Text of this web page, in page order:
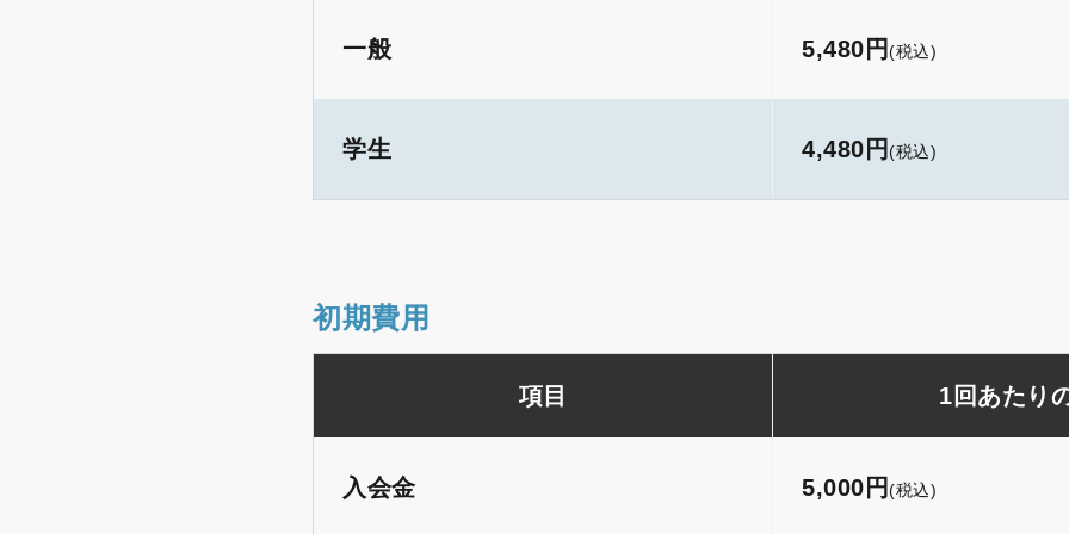
一般 5,480円(税込)
学生 4,480円 (税込)
初期費用
項目 1回あたり
入会金 5,000円(税込)